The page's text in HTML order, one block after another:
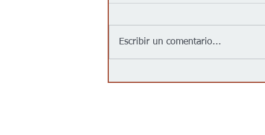
Escribir un comentario...